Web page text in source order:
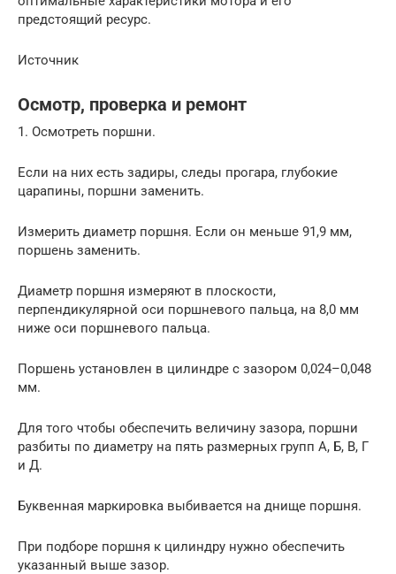
предстоящий ресурс.
Источник
Осмотр, проверка и ремонт
1. Осмотреть поршни.
Если на них есть задиры, следы прогара, глубокие
царапины, поршни заменить.
Измерить диаметр поршня. Если он меньше 91,9 мм,
поршень заменить.
Диаметр поршня измеряют в плоскости,
перпендикулярной оси поршневого пальца, на 8,0 мм
ниже оси поршневого пальца.
Поршень установлен в цилиндре с зазором 0,024–0,048
мм.
Для того чтобы обеспечить величину зазора, поршни
разбиты по диаметру на пять размерных групп А, Б, В, Г
и Д.
Буквенная маркировка выбивается на днище поршня.
При подборе поршня к цилиндру нужно обеспечить
указанный выше зазор.